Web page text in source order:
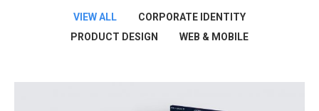
VIEW ALL
CORPORATE IDENTITY
PRODUCT DESIGN
WEB & MOBILE